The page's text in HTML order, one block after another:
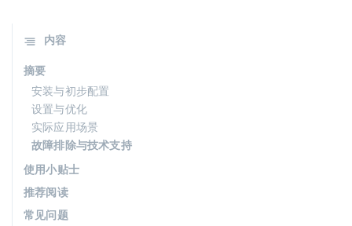
内容
摘要
安装与初步配置
设置与优化
实际应用场景
故障排除与技术支持
使用小贴士
推荐阅读
常见问题